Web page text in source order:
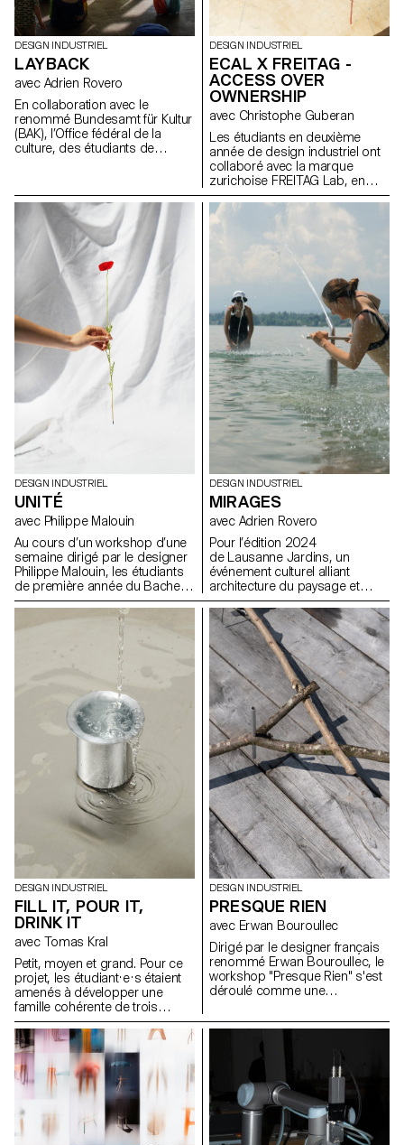
DESIGN INDUSTRIEL
LAYBACK
avec Adrien Rovero
En collaboration avec le
renommé Bundesamt für Kultur
(BAK), l’Office fédéral de la
culture, des étudiants de
direction d’Adrien Rovero, ont
conçu l’espace de médiation
de l’exposition des Swiss
Design Awards à Bâle, qui se
tiendra pendant la foire Art
Basel en juin 2024.
DESIGN INDUSTRIEL
ECAL X FREITAG -
ACCESS OVER
OWNERSHIP
avec Christophe Guberan
Les étudiants en deuxième
année de design industriel ont
collaboré avec la marque
zurichoise FREITAG Lab, en
tirant parti de leur expertise en
sensibilisation
environnementale, en
surcyclage de matériaux et en
économie circulaire. En
s'appuyant sur le manifeste de
FREITAG, ils ont développé de
nouveaux produits partagés
axés sur le principe de «
access over ownership ».
DESIGN INDUSTRIEL
UNITÉ
avec Philippe Malouin
Au cours d’un workshop d’une
semaine dirigé par le designer
Philippe Malouin, les étudiants
de première année du Bachelor
en Design Industriel ont conçu
et réalisé des soliflores, chacun
destiné à accueillir une fleur
unique de leur choix.
DESIGN INDUSTRIEL
MIRAGES
avec Adrien Rovero
Pour l’édition 2024
de Lausanne Jardins, un
événement culturel alliant
architecture du paysage et
réflexion sur la ville, les
étudiant.e.s BA de 2e année ont
été invité.e.s à concevoir une
installation éphémère. Le
temps d’un été, la
manifestation propose une
série d’installations éphémères
disséminées sur le territoire
lausannois, dont certaines
préfigurent les transformations
urbanistiques et paysagères de
la ville.
DESIGN INDUSTRIEL
FILL IT, POUR IT,
DRINK IT
avec Tomas Kral
Petit, moyen et grand. Pour ce
projet, les étudiant·e·s étaient
amenés à développer une
famille cohérente de trois
récipients ou simplement trois
contenants indépendants ayant
chacun un volume différent
pour contenir, transporter et
verser des liquides. Les objets
devaient être inscrits dans un
contexte précis que les
étudiant·e·s ont défini au début
du projet.
DESIGN INDUSTRIEL
PRESQUE RIEN
avec Erwan Bouroullec
Dirigé par le designer français
renommé Erwan Bouroullec, le
workshop "Presque Rien" s'est
déroulé comme une
design dans le site de sa ferme
canevas ouvert, encourageant
les étudiants en design
industriel de l'ECAL à s'écarter
des méthodes traditionnelles
de résolution de problèmes.